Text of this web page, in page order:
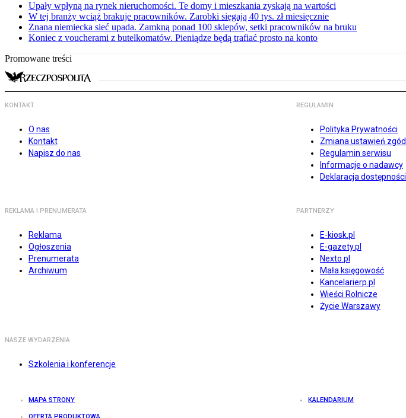
Upały wpłyną na rynek nieruchomości. Te domy i mieszkania zyskają na wartości
W tej branży wciąż brakuje pracowników. Zarobki sięgają 40 tys. zł miesięcznie
Znana niemiecka sieć upada. Zamkną ponad 100 sklepów, setki pracowników na bruku
Koniec z voucherami z butelkomatów. Pieniądze będą trafiać prosto na konto
Promowane treści
KONTAKT
O nas
Kontakt
Napisz do nas
REGULAMIN
Polityka Prywatności
Zmiana ustawień zgód
Regulamin serwisu
Informacje o nadawcy
Deklaracja dostępności
REKLAMA I PRENUMERATA
Reklama
Ogłoszenia
Prenumerata
Archiwum
PARTNERZY
E-kiosk.pl
E-gazety.pl
Nexto.pl
Mała księgowość
Kancelarierp.pl
Wieści Rolnicze
Życie Warszawy
NASZE WYDARZENIA
Szkolenia i konferencje
MAPA STRONY KALENDARIUM